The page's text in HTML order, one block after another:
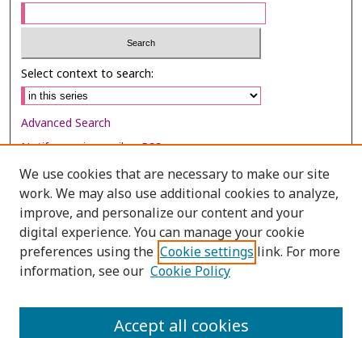
Select context to search:
Advanced Search
Notify me via email orRSS
Browse
Collections
Disciplines
Authors
We use cookies that are necessary to make our site
work. We may also use additional cookies to analyze,
improve, and personalize our content and your
digital experience. You can manage your cookie
preferences using the Cookie settings link. For more
information, see our Cookie Policy
Accept all cookies